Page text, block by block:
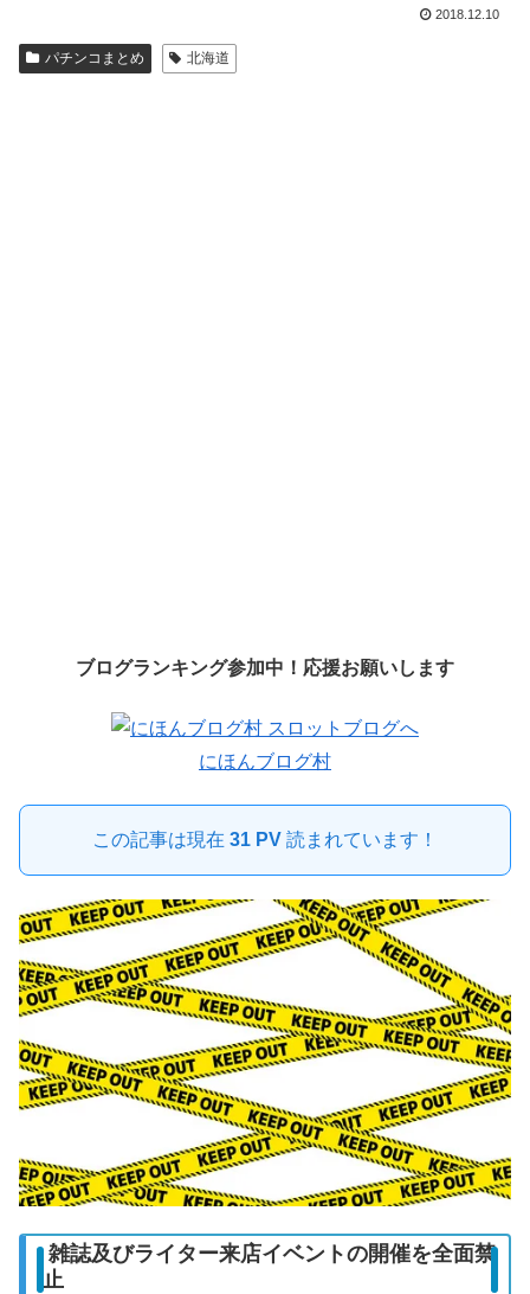
2018.12.10
パチンコまとめ 北海道
ブログランキング参加中！応援お願いします
にほんブログ村
この記事は現在 31 PV 読まれています！
雑誌及びライター来店イベントの開催を全面禁
止